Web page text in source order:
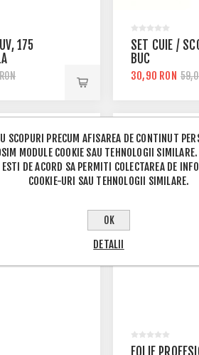
175
SET CUIE /
BUC
30,90 RON
FOLIE
SCOPURI PRECUM AFISAREA DE CONTINUT
MODULE COOKIE SAU TEHNOLOGII
ESTI DE ACORD SA PERMITI COLECTAREA DE
COOKIE-URI SAU TEHNOLOGII SIMILARE.
OK
DETALII